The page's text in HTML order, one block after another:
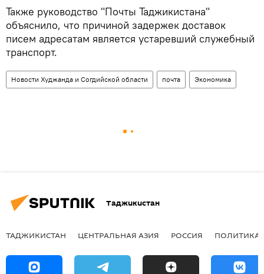
Также руководство "Почты Таджикистана"
объяснило, что причиной задержек доставок
писем адресатам является устаревший служебный
транспорт.
Новости Худжанда и Согдийской области почта Экономика
Таджикистан
ТАДЖИКИСТАН ЦЕНТРАЛЬНАЯ АЗИЯ РОССИЯ ПОЛИТИКА